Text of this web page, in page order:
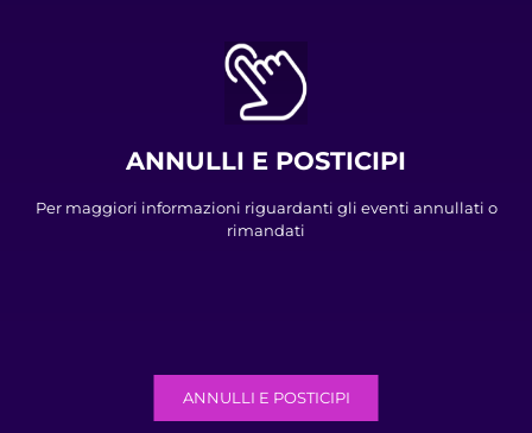
ANNULLI E POSTICIPI
Per maggiori informazioni riguardanti gli eventi annullati o
rimandati
ANNULLI E POSTICIPI